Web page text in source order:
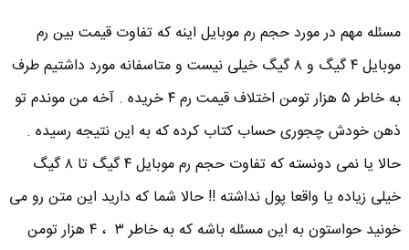
مسئله مهم در مورد حجم رم موبایل اینه که تفاوت قیمت بین رم
موبایل ۴ گیگ و ۸ گیگ خیلی نیست و متاسفانه مورد داشتیم طرف
به خاطر ۵ هزار تومن اختلاف قیمت رم ۴ خریده . آخه من موندم تو
ذهن خودش چجوری حساب کتاب کرده که به این نتیجه رسیده .
حالا یا نمی دونسته که تفاوت حجم رم موبایل ۴ گیگ تا ۸ گیگ
خیلی زیاده یا واقعا پول نداشته !! حالا شما که دارید این متن رو می
خونید حواستون به این مسئله باشه که به خاطر ۳ ، ۴ هزار تومن